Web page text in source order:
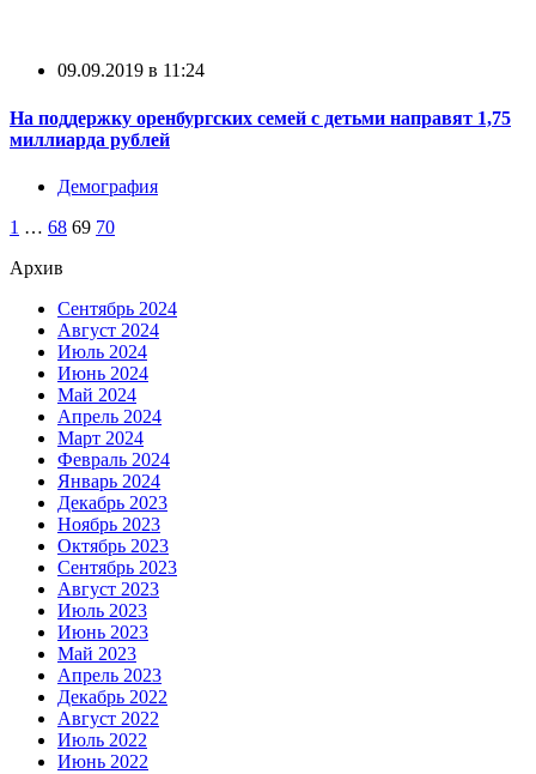
09.09.2019 в 11:24
На поддержку оренбургских семей с детьми направят 1,75
миллиарда рублей
Демография
1 … 68 69 70
Архив
Сентябрь 2024
Август 2024
Июль 2024
Июнь 2024
Май 2024
Апрель 2024
Март 2024
Февраль 2024
Январь 2024
Декабрь 2023
Ноябрь 2023
Октябрь 2023
Сентябрь 2023
Август 2023
Июль 2023
Июнь 2023
Май 2023
Апрель 2023
Декабрь 2022
Август 2022
Июль 2022
Июнь 2022